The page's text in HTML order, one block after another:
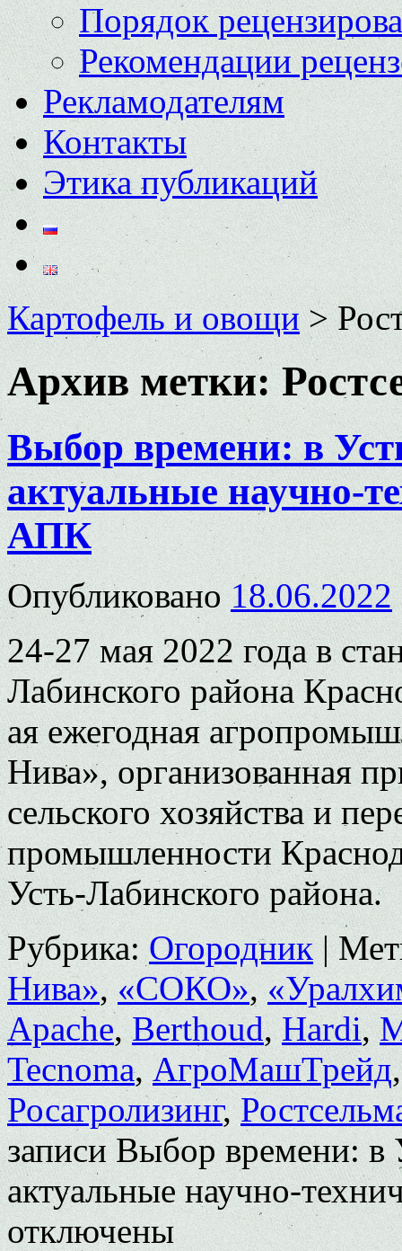
Порядок
Рекомендации
Рекламодателям
Контакты
Этика публикаций
Картофель и овощи>
Архив метки:
Выбор времени: в
актуальные научно-
АПК
Опубликовано 18.06.2022
24-27 мая 2022 года в
Лабинского района
ая ежегодная
Нива», организованная
сельского хозяйства и
промышленности
Усть-Лабинского района.
Рубрика: Огородник |
Нива»,«СОКО»,
Apache,Berthoud,Hardi,
Tecnoma,АгроМашТрейд
Росагролизинг,
записи Выбор времени: в
актуальные научно-
отключены